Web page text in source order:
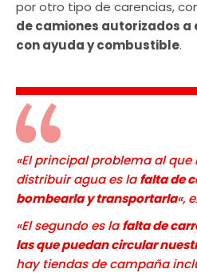
por otro tipo de carencias,
de camiones autorizados a
con ayuda y combustible.
«El principal problema al
distribuir agua es lafalta de
bombearla y transportarla«,
«El segundo es lafalta de
las que puedan circular
hay tiendas de campaña